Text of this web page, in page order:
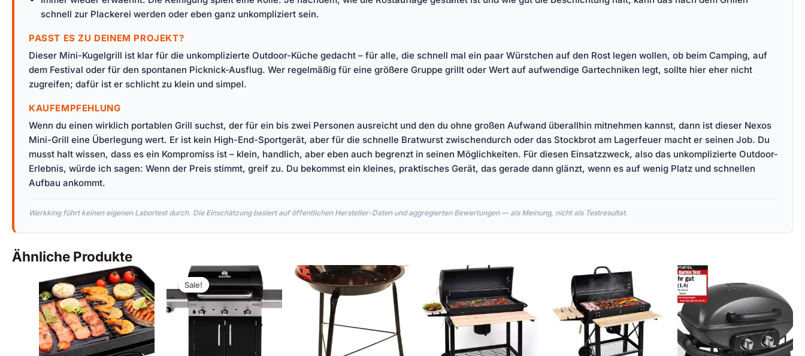
schnell zur Plackerei werden oder eben ganz unkompliziert sein.
PASST ES ZU DEINEM PROJEKT?
Dieser Mini-Kugelgrill ist klar für die unkomplizierte Outdoor-Küche gedacht – für alle, die schnell mal ein paar Würstchen auf den Rost legen wollen, ob beim Camping, auf
dem Festival oder für den spontanen Picknick-Ausflug. Wer regelmäßig für eine größere Gruppe grillt oder Wert auf aufwendige Gartechniken legt, sollte hier eher nicht
zugreifen; dafür ist er schlicht zu klein und simpel.
KAUFEMPFEHLUNG
Wenn du einen wirklich portablen Grill suchst, der für ein bis zwei Personen ausreicht und den du ohne großen Aufwand überallhin mitnehmen kannst, dann ist dieser Nexos
Mini-Grill eine Überlegung wert. Er ist kein High-End-Sportgerät, aber für die schnelle Bratwurst zwischendurch oder das Stockbrot am Lagerfeuer macht er seinen Job. Du
musst halt wissen, dass es ein Kompromiss ist – klein, handlich, aber eben auch begrenzt in seinen Möglichkeiten. Für diesen Einsatzzweck, also das unkomplizierte Outdoor-
Erlebnis, würde ich sagen: Wenn der Preis stimmt, greif zu. Du bekommst ein kleines, praktisches Gerät, das gerade dann glänzt, wenn es auf wenig Platz und schnellen
Aufbau ankommt.
Werkking führt keinen eigenen Labortest durch. Die Einschätzung basiert auf öffentlichen Hersteller-Daten und aggregierten Bewertungen — als Meinung, nicht als Testresultat.
Ähnliche Produkte
Sale!
Sale!
Ursprünglicher
Preis
€529,00
Aktueller
Preis
ist:
€383,91.